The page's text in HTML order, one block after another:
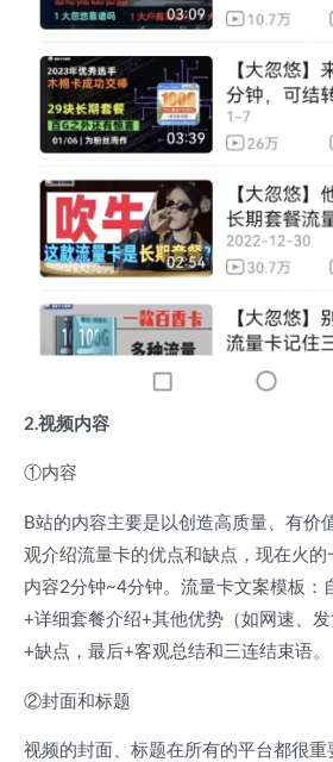
2.视频内容
①内容
B站的内容主要是以创造高质量、有价
观介绍流量卡的优点和缺点，现在火的
内容2分钟~4分钟。流量卡文案模板：
+详细套餐介绍+其他优势（如网速、发
+缺点，最后+客观总结和三连结束语。
②封面和标题
视频的封面、标题在所有的平台都很重